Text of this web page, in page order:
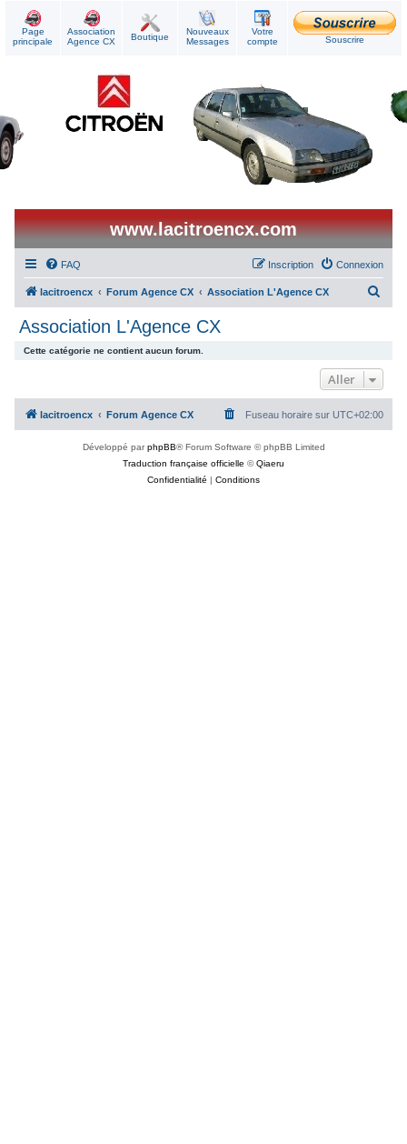
Page
principale
Association
Agence CX
Boutique
Nouveaux
Messages
Votre
compte
Souscrire
www.lacitroencx.com
FAQ Connexion
Inscription
lacitroencx Forum Agence CX Association L'Agence CX
r
c
Association L'Agence CX
Cette catégorie ne contient aucun forum.
Aller
lacitroencx Forum Agence CX Fuseau horaire sur UTC+02:00
Développé parphpBB® Forum Software © phpBB Limited
Traduction française officielle ©Qiaeru
Confidentialité | Conditions